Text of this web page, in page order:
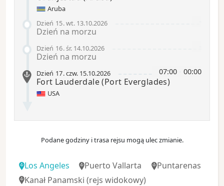
Aruba
Dzień 15.wt.13.10.2026
Dzień na morzu
Dzień 16.śr.14.10.2026
Dzień na morzu
07:00 00:00
Dzień 17.czw.15.10.2026
Fort Lauderdale(Port Everglades)
USA
Podane godziny i trasa rejsu mogą ulec zmianie.
Los Angeles Puerto Vallarta
Puntarenas
Kanał Panamski (rejs widokowy)